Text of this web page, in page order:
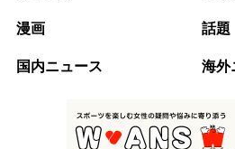
漫画 話題
国内ニュース 海外